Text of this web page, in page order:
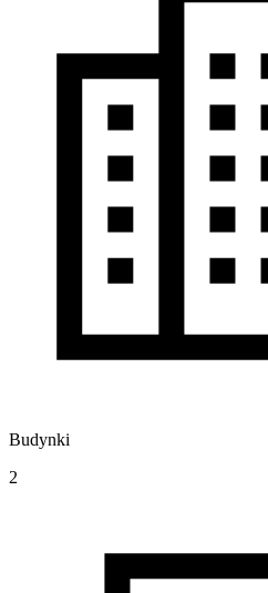
Budynki
2